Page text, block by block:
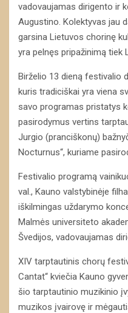
vadovaujamas dirigento ir
Augustino. Kolektyvas jau
garsina Lietuvos chorinę
yra pelnęs pripažinimą tiek
Birželio 13 dieną festivalio
kuris tradiciškai yra viena
savo programas pristatys
pasirodymus vertins
Jurgio (pranciškonų)
Nocturnus“, kuriame
Festivalio programą
val., Kauno valstybinėje
iškilmingas uždarymo
Malmės universiteto
Švedijos, vadovaujamas
XIV tarptautinis chorų
Cantat“ kviečia Kauno
šio tarptautinio muzikinio
muzikos įvairovę ir